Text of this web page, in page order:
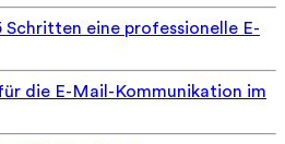
Schritten eine professionelle E-
die E-Mail-Kommunikation im